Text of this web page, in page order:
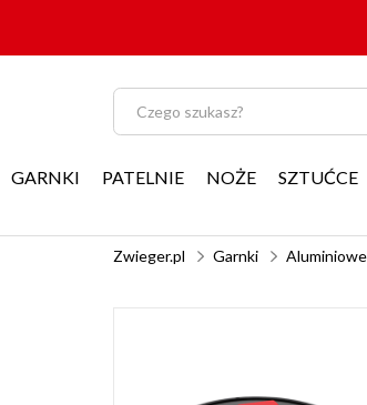
GARNKI PATELNIE NOŻE SZTUĆCE
Zwieger.pl Garnki Aluminiowe